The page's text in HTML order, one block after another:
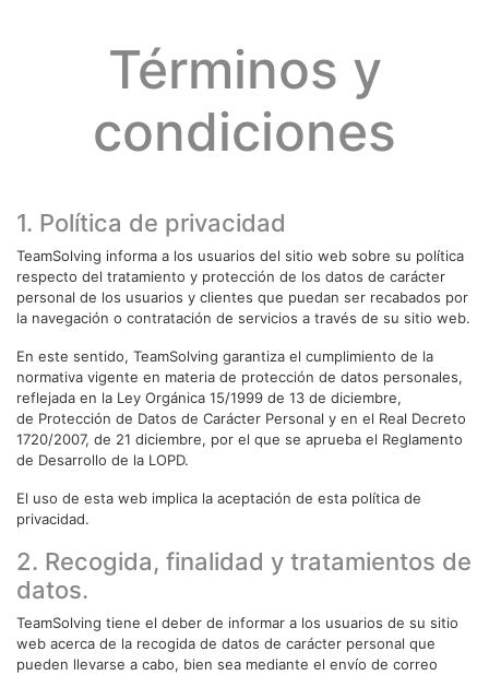
Términos y
condiciones
1. Política de privacidad
TeamSolving informa a los usuarios del sitio web sobre su política
respecto del tratamiento y protección de los datos de carácter
personal de los usuarios y clientes que puedan ser recabados por
la navegación o contratación de servicios a través de su sitio web.
En este sentido, TeamSolving garantiza el cumplimiento de la
normativa vigente en materia de protección de datos personales,
reflejada en la Ley Orgánica 15/1999 de 13 de diciembre,
de Protección de Datos de Carácter Personal y en el Real Decreto
1720/2007, de 21 diciembre, por el que se aprueba el Reglamento
de Desarrollo de la LOPD.
El uso de esta web implica la aceptación de esta política de
privacidad.
2. Recogida, finalidad y tratamientos de
datos.
TeamSolving tiene el deber de informar a los usuarios de su sitio
web acerca de la recogida de datos de carácter personal que
pueden llevarse a cabo, bien sea mediante el envío de correo